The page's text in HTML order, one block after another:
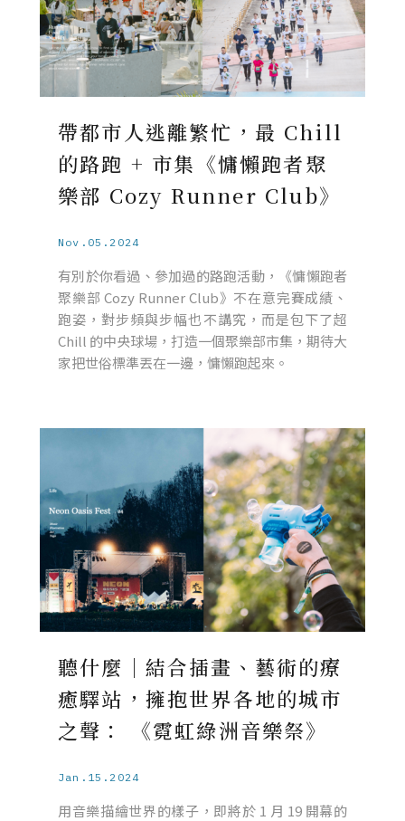
帶都市人逃離繁忙，最 Chill
的路跑 + 市集《慵懶跑者聚
樂部 Cozy Runner Club》
Nov.05.2024
有別於你看過、參加過的路跑活動，《慵懶跑者
聚樂部 Cozy Runner Club》不在意完賽成績、
跑姿，對步頻與步幅也不講究，而是包下了超
Chill 的中央球場，打造一個聚樂部市集，期待大
家把世俗標準丟在一邊，慵懶跑起來。
聽什麼｜結合插畫、藝術的療
癒驛站，擁抱世界各地的城市
之聲： 《霓虹綠洲音樂祭》
Jan.15.2024
用音樂描繪世界的樣子，即將於 1 月 19 開幕的